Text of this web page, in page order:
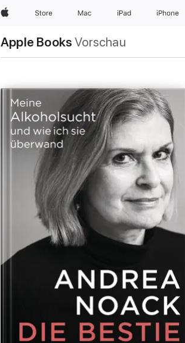
Apple Store Mac iPad iPhone
Apple Books Vorschau